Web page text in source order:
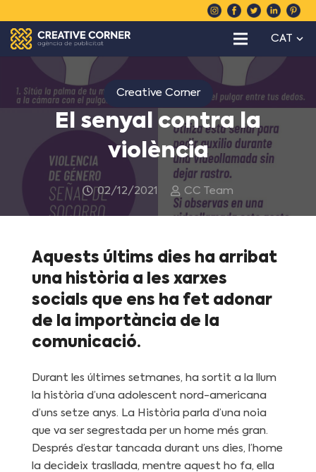
CAT
Creative Corner
El senyal contra la
violència
02/12/2021 CC Team
Aquests últims dies ha arribat
una història a les xarxes
socials que ens ha fet adonar
de la importància de la
comunicació.
Durant les últimes setmanes, ha sortit a la llum
la història d’una adolescent nord-americana
d’uns setze anys. La Història parla d’una noia
que va ser segrestada per un home més gran.
Després d’estar tancada durant uns dies, l’home
la decideix trasllada, mentre aquest ho fa, ella